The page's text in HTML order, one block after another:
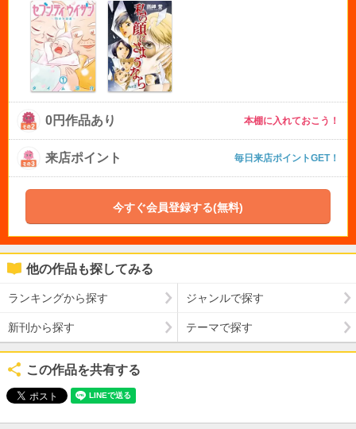
0円作品あり 本棚に入れておこう！
来店ポイント 毎日来店ポイントGET！
今すぐ会員登録する(無料)
他の作品も探してみる
ランキングから探す ジャンルで探す
新刊から探す テーマで探す
この作品を共有する